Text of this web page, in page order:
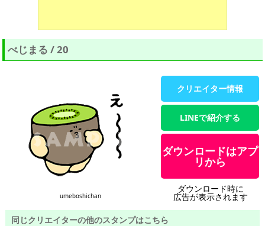
べじまる / 20
umeboshichan
クリエイター情報
LINEで紹介する
ダウンロードはアプ
リから
ダウンロード時に
広告が表示されます
同じクリエイターの他のスタンプはこちら